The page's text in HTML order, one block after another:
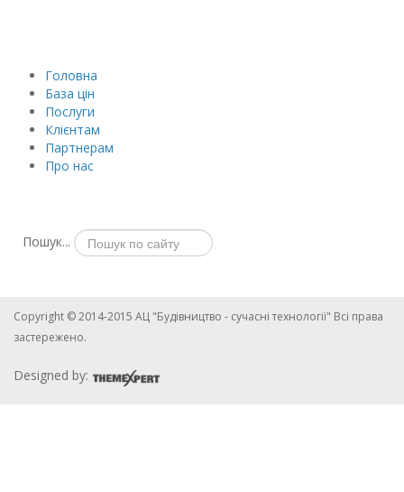
Головна
База цін
Послуги
Клієнтам
Партнерам
Про нас
Пошук...
Copyright © 2014-2015 АЦ "Будівництво - сучасні технології" Всі права
застережено.
Designed by: